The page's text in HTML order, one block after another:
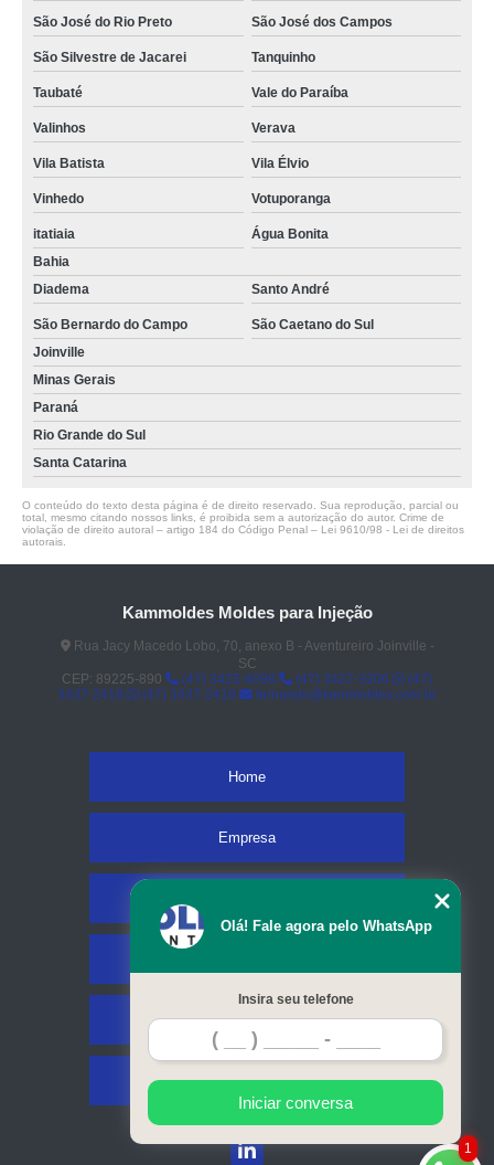
São José do Rio Preto São José dos Campos
São Silvestre de Jacarei Tanquinho
Taubaté Vale do Paraíba
Valinhos Verava
Vila Batista Vila Élvio
Vinhedo Votuporanga
itatiaia
Água Bonita
Bahia
Diadema
Santo André
São Bernardo do Campo
São Caetano do Sul
Joinville
Minas Gerais
Paraná
Rio Grande do Sul
Santa Catarina
O conteúdo do texto desta página é de direito reservado. Sua reprodução, parcial ou
total, mesmo citando nossos links, é proibida sem a autorização do autor. Crime de
violação de direito autoral – artigo 184 do Código Penal – Lei 9610/98 - Lei de direitos
autorais
Kammoldes Moldes para Injeção
Rua Jacy Macedo Lobo, 70, anexo B - Aventureiro Joinville -
SC
CEP: 89225-890
(47) 3425-4098 (47) 3427-3206
(47)
3437-2419
(47) 3437-2419 fernando@kammoldes.com.br
Home
Empresa
Contato
Mapa do site
1
Olá! Fale agora pelo WhatsApp
Insira seu telefone
Iniciar conversa